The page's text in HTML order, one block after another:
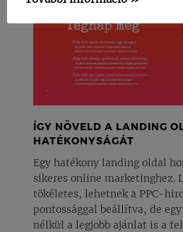
ÍGY NÖVELD A LANDING
HATÉKONYSÁGÁT
Egy hatékony landing oldal
sikeres online marketinghez.
tökéletes, lehetnek a PPC-
pontossággal beállítva, de
nélkül a legjobb ajánlat is a